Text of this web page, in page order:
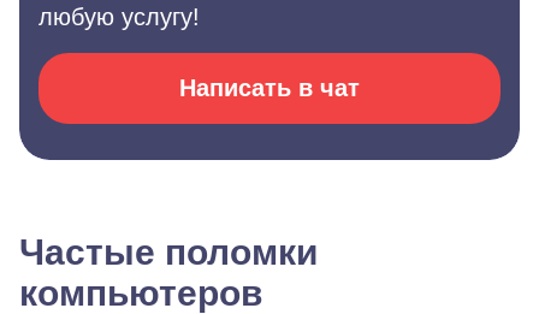
любую услугу!
Написать в чат
Частые поломки
компьютеров